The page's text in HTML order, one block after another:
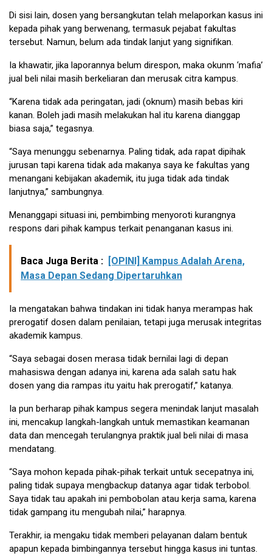
Di sisi lain, dosen yang bersangkutan telah melaporkan kasus ini
kepada pihak yang berwenang, termasuk pejabat fakultas
tersebut. Namun, belum ada tindak lanjut yang signifikan.
Ia khawatir, jika laporannya belum direspon, maka okunm ‘mafia’
jual beli nilai masih berkeliaran dan merusak citra kampus.
“Karena tidak ada peringatan, jadi (oknum) masih bebas kiri
kanan. Boleh jadi masih melakukan hal itu karena dianggap
biasa saja,” tegasnya.
“Saya menunggu sebenarnya. Paling tidak, ada rapat dipihak
jurusan tapi karena tidak ada makanya saya ke fakultas yang
menangani kebijakan akademik, itu juga tidak ada tindak
lanjutnya,” sambungnya.
Menanggapi situasi ini, pembimbing menyoroti kurangnya
respons dari pihak kampus terkait penanganan kasus ini.
Baca Juga Berita :
[OPINI] Kampus Adalah Arena,
Masa Depan Sedang Dipertaruhkan
Ia mengatakan bahwa tindakan ini tidak hanya merampas hak
prerogatif dosen dalam penilaian, tetapi juga merusak integritas
akademik kampus.
“Saya sebagai dosen merasa tidak bernilai lagi di depan
mahasiswa dengan adanya ini, karena ada salah satu hak
dosen yang dia rampas itu yaitu hak prerogatif,” katanya.
Ia pun berharap pihak kampus segera menindak lanjut masalah
ini, mencakup langkah-langkah untuk memastikan keamanan
data dan mencegah terulangnya praktik jual beli nilai di masa
mendatang.
“Saya mohon kepada pihak-pihak terkait untuk secepatnya ini,
paling tidak supaya mengbackup datanya agar tidak terbobol.
Saya tidak tau apakah ini pembobolan atau kerja sama, karena
tidak gampang itu mengubah nilai,” harapnya.
Terakhir, ia mengaku tidak memberi pelayanan dalam bentuk
apapun kepada bimbingannya tersebut hingga kasus ini tuntas.